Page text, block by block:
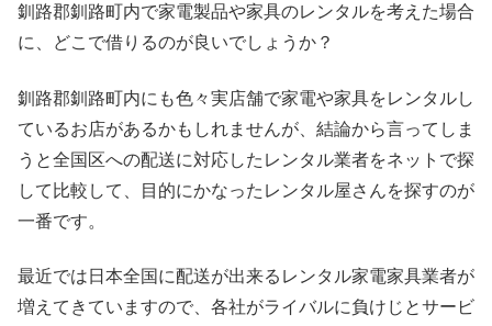
釧路郡釧路町内で家電製品や家具のレンタルを考えた場合
に、どこで借りるのが良いでしょうか？
釧路郡釧路町内にも色々実店舗で家電や家具をレンタルし
ているお店があるかもしれませんが、結論から言ってしま
うと全国区への配送に対応したレンタル業者をネットで探
して比較して、目的にかなったレンタル屋さんを探すのが
一番です。
最近では日本全国に配送が出来るレンタル家電家具業者が
増えてきていますので、各社がライバルに負けじとサービ